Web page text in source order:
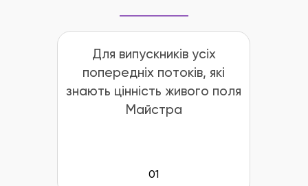
Для випускників усіх
попередніх потоків, які
знають цінність живого поля
Майстра
01